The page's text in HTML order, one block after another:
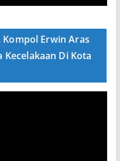
Kompol Erwin Aras
Kecelakaan Di Kota